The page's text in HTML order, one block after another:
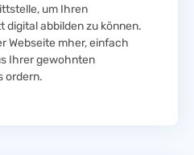
um Ihren
digital abbilden zu können.
Webseite mher, einfach
Ihrer gewohnten
ordern.